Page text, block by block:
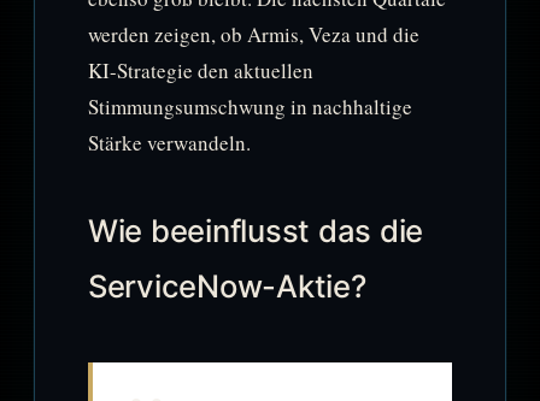
werden zeigen, ob Armis, Veza und die
KI-Strategie den aktuellen
Stimmungsumschwung in nachhaltige
Stärke verwandeln.
Wie beeinflusst das die
ServiceNow-Aktie?